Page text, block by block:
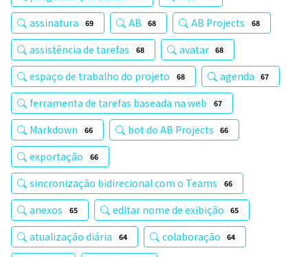
assinatura 69 AB 68 AB Projects 68
assistência de tarefas 68 avatar 68
espaço de trabalho do projeto 68 agenda 67
ferramenta de tarefas baseada na web 67
Markdown 66 bot do AB Projects 66
exportação 66
sincronização bidirecional com o Teams 66
anexos 65 editar nome de exibição 65
atualização diária 64 colaboração 64